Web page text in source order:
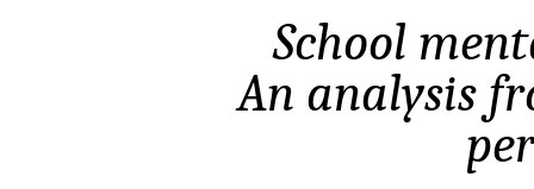
School
An analysis